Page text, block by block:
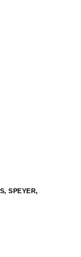
,SPEYER,